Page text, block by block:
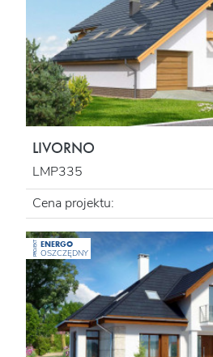
LIVORNO
LMP335
Cena projektu:
PROJEKT ENERGO
OSZCZĘDNY